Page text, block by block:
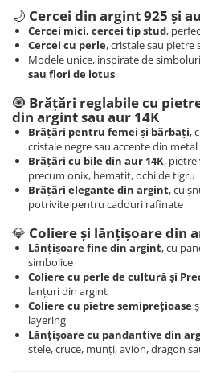
Coliere cu pietre semiprețioase
🌙 Cercei din argint 925 și
Cercei mici, cercei tip stud,
Cercei cu perle, cristale sau pietre
Modele unice, inspirate de
sau flori de lotus
🧿 Brățări reglabile cu
din argint sau aur 14K
Brățări pentru femei și bărbați,
cristale negre sau accente din
Brățări cu bile din aur 14K, pietre
precum onix, hematit, ochi de tigru
Brățări elegante din argint, cu
potrivite pentru cadouri rafinate
💎 Coliere și lănțișoare din
Lănțișoare fine din argint, cu
simbolice
Coliere cu perle de cultură și
lanțuri din argint
Coliere cu pietre semiprețioase
layering
Lănțișoare cu pandantive din
stele, cruce, munți, avion, dragon